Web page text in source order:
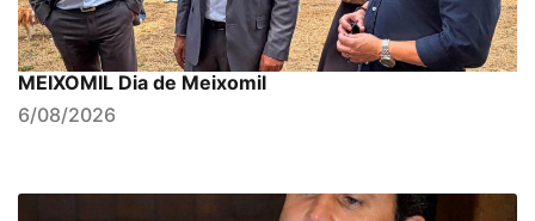
MEIXOMIL Dia de Meixomil
6/08/2026